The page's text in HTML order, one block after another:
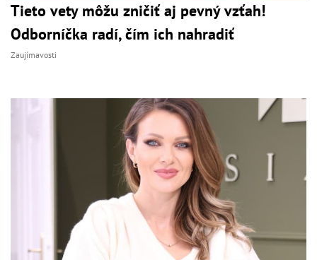
Tieto vety môžu zničiť aj pevný vzťah!
Odborníčka radí, čím ich nahradiť
Zaujímavosti